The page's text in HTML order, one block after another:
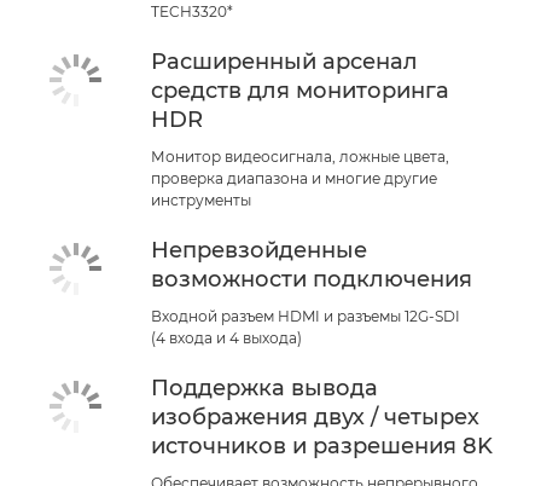
TECH3320*
Расширенный арсенал
средств для мониторинга
HDR
Монитор видеосигнала, ложные цвета,
проверка диапазона и многие другие
инструменты
Непревзойденные
возможности подключения
Входной разъем HDMI и разъемы 12G-SDI
(4 входа и 4 выхода)
Поддержка вывода
изображения двух / четырех
источников и разрешения 8K